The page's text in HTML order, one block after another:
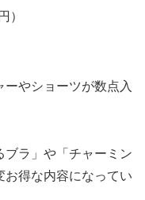
）
やショーツが数点入
ラ」や「チャーミン
お得な内容になってい